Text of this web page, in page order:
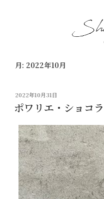
月: 2022年10月
投
稿
日:
2022年10月31日
ポワリエ・ショコラ